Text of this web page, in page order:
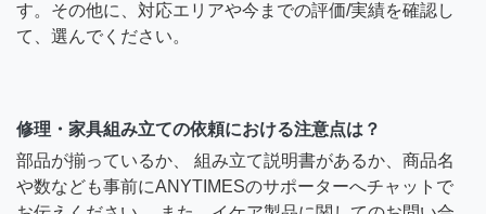
す。その他に、対応エリアや今までの評価/実績を確認し
て、選んでください。
修理・家具組み立ての依頼における注意点は？
部品が揃っているか、 組み立て説明書があるか、商品名
や数なども事前にANYTIMESのサポーターへチャットで